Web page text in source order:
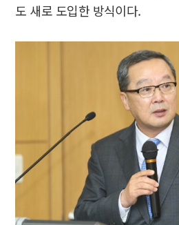
도 새로 도입한 방식이다.